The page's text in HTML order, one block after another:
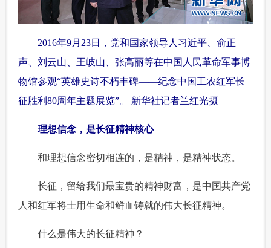
2016年9月23日，党和国家领导人习近平、俞正
声、刘云山、王岐山、张高丽等在中国人民革命军事博
物馆参观“英雄史诗不朽丰碑——纪念中国工农红军长
征胜利80周年主题展览”。 新华社记者兰红光摄
理想信念，是长征精神核心
和理想信念密切相连的，是精神，是精神状态。
长征，留给我们最宝贵的精神财富，是中国共产党
人和红军将士用生命和鲜血铸就的伟大长征精神。
什么是伟大的长征精神？